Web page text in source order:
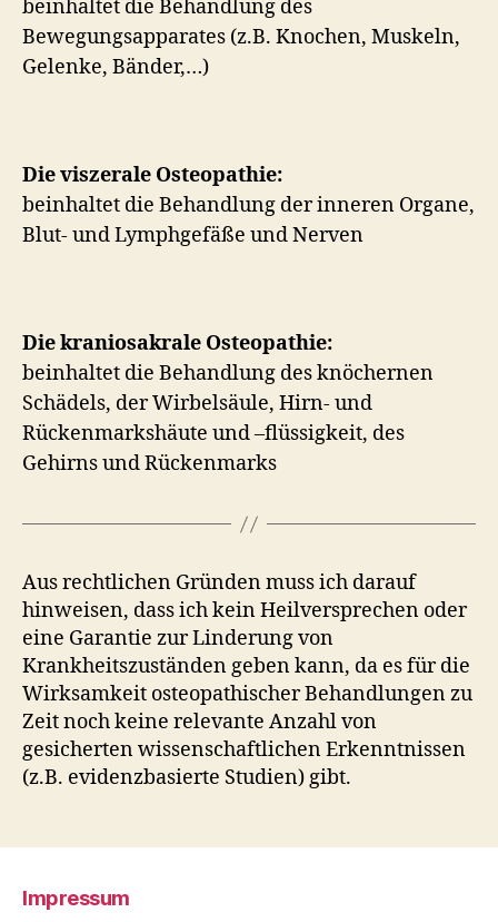
beinhaltet die Behandlung des
Bewegungsapparates (z.B. Knochen, Muskeln,
Gelenke, Bänder,…)
Die viszerale Osteopathie:
beinhaltet die Behandlung der inneren Organe,
Blut- und Lymphgefäße und Nerven
Die kraniosakrale Osteopathie:
beinhaltet die Behandlung des knöchernen
Schädels, der Wirbelsäule, Hirn- und
Rückenmarkshäute und –flüssigkeit, des
Gehirns und Rückenmarks
Aus rechtlichen Gründen muss ich darauf
hinweisen, dass ich kein Heilversprechen oder
eine Garantie zur Linderung von
Krankheitszuständen geben kann, da es für die
Wirksamkeit osteopathischer Behandlungen zu
Zeit noch keine relevante Anzahl von
gesicherten wissenschaftlichen Erkenntnissen
(z.B. evidenzbasierte Studien) gibt.
Impressum